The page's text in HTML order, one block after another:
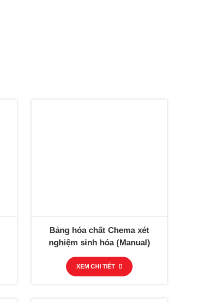
Bảng hóa chất Chema xét
nghiệm sinh hóa (Manual)
XEM CHI TIẾT